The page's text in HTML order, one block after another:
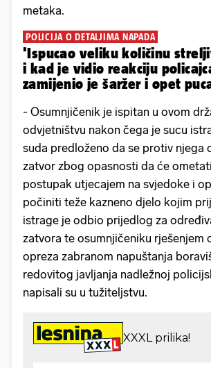
metaka.
POLICIJA O DETALJIMA NAPADA
'Ispucao veliku količinu
i kad je vidio reakciju
zamijenio je šaržer i opet
- Osumnjičenik je ispitan u ovom
odvjetništvu nakon čega je sucu
suda predloženo da se protiv njega
zatvor zbog opasnosti da će
postupak utjecajem na svjedoke i
počiniti teže kazneno djelo kojim
istrage je odbio prijedlog za
zatvora te osumnjičeniku rješenjem
opreza zabranom napuštanja
redovitog javljanja nadležnoj
napisali su u tužiteljstvu.